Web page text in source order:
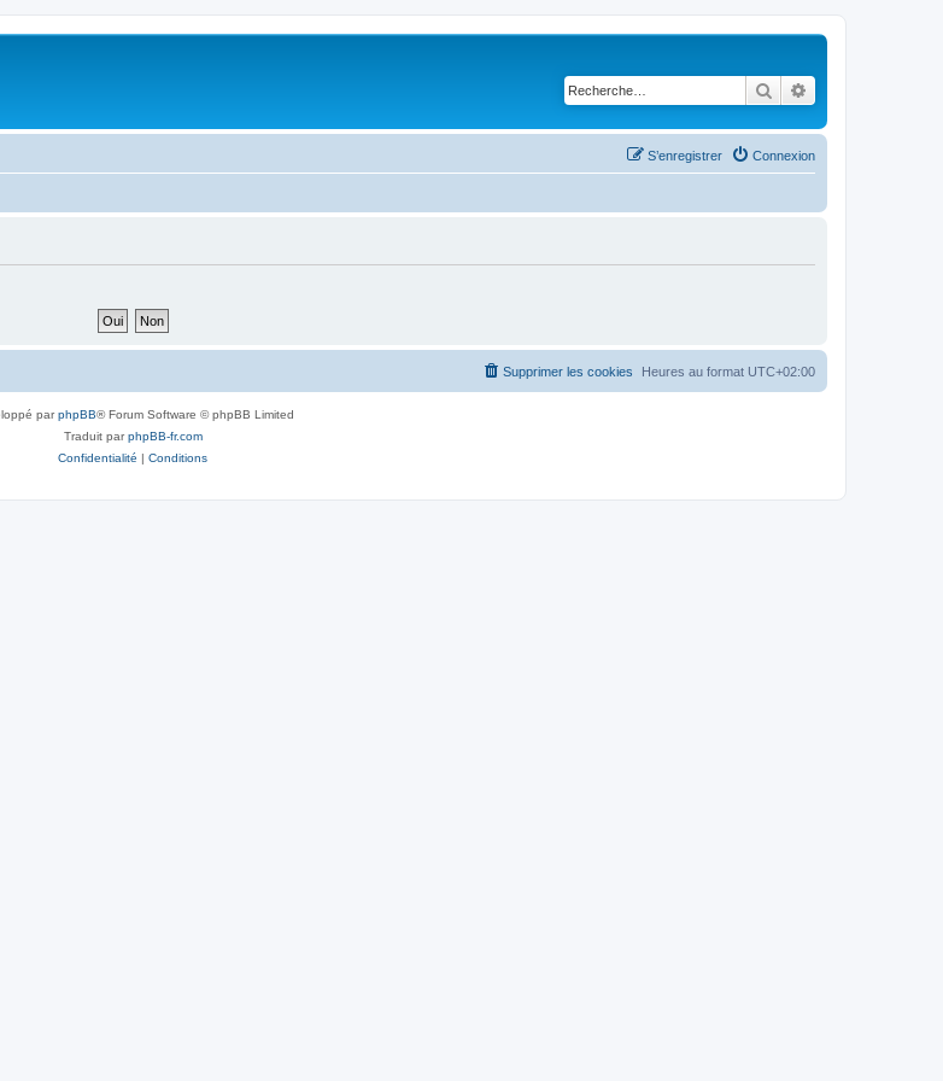
Rechercher
Connexion
S’enregistrer
Heures au format UTC+02:00
Supprimer les cookies
parphpBB® Forum Software © phpBB Limited
Traduit parphpBB-fr.com
Confidentialité | Conditions